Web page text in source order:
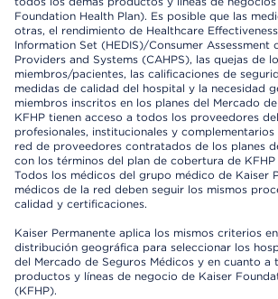
Foundation Health Plan). Es posible que las
otras, el rendimiento de Healthcare
Information Set (HEDIS)/Consumer Assessment
Providers and Systems (CAHPS), las quejas de
miembros/pacientes, las calificaciones de
medidas de calidad del hospital y la necesidad
miembros inscritos en los planes del Mercado
KFHP tienen acceso a todos los proveedores
profesionales, institucionales y
red de proveedores contratados de los planes
con los términos del plan de cobertura de
Todos los médicos del grupo médico de Kaiser
médicos de la red deben seguir los mismos
calidad y certificaciones.
Kaiser Permanente aplica los mismos criterios
distribución geográfica para seleccionar los
del Mercado de Seguros Médicos y en cuanto a
productos y líneas de negocio de Kaiser
(KFHP).